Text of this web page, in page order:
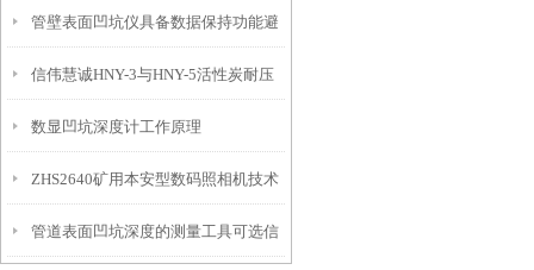
埋头度仪技术参数！
管壁表面凹坑仪具备数据保持功能避
免测试过程中测针移动导致数据变动
信伟慧诚HNY-3与HNY-5活性炭耐压
强度测定仪技术参数！
数显凹坑深度计工作原理
ZHS2640矿用本安型数码照相机技术
参数！
管道表面凹坑深度的测量工具可选信